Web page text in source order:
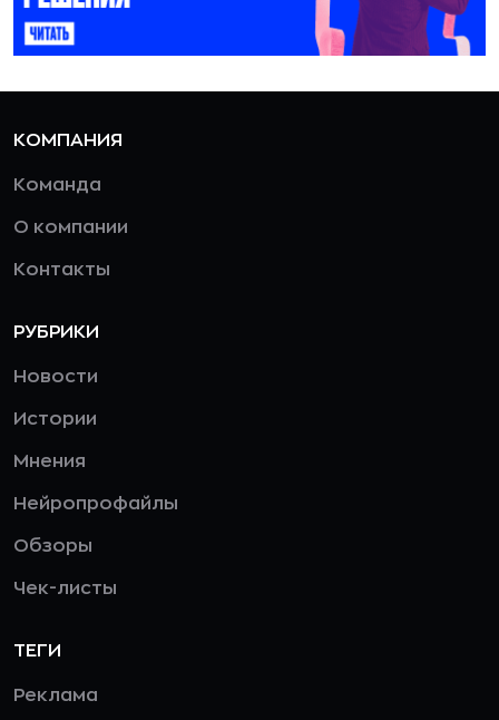
КОМПАНИЯ
Команда
О компании
Контакты
РУБРИКИ
Новости
Истории
Мнения
Нейропрофайлы
Обзоры
Чек-листы
ТЕГИ
Реклама